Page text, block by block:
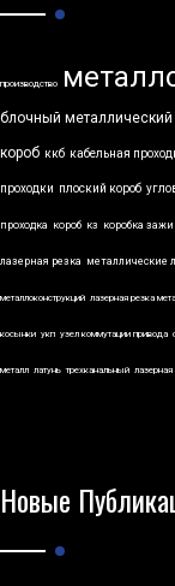
производство
блочный металлический
короб ккб кабельная
проходки плоский короб
проходка короб кз коробка
лазерная резка металлические
металлоконструкций лазерная резка
косынки укп узел коммутации привода
металл латунь трехканальный лазерная
Новые